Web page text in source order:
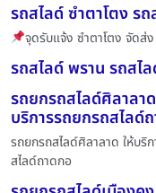
รถสไลด์ ซำตาโตง ร
จุดรับแจ้ง ซำตาโตง จัด
รถสไลด์ พราน รถสไ
รถยกรถสไลด์ศิลาลา
บริการรถยกรถสไลด์
รถยกรถสไลด์ศิลาลาด ให้บ
สไลด์ถาดกอ